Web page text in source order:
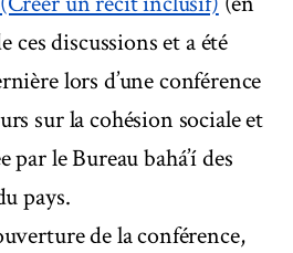
ces discussions et a été
lors d’une conférence
sur la cohésion sociale et
par le Bureau bahá’í des
pays.
de la conférence,